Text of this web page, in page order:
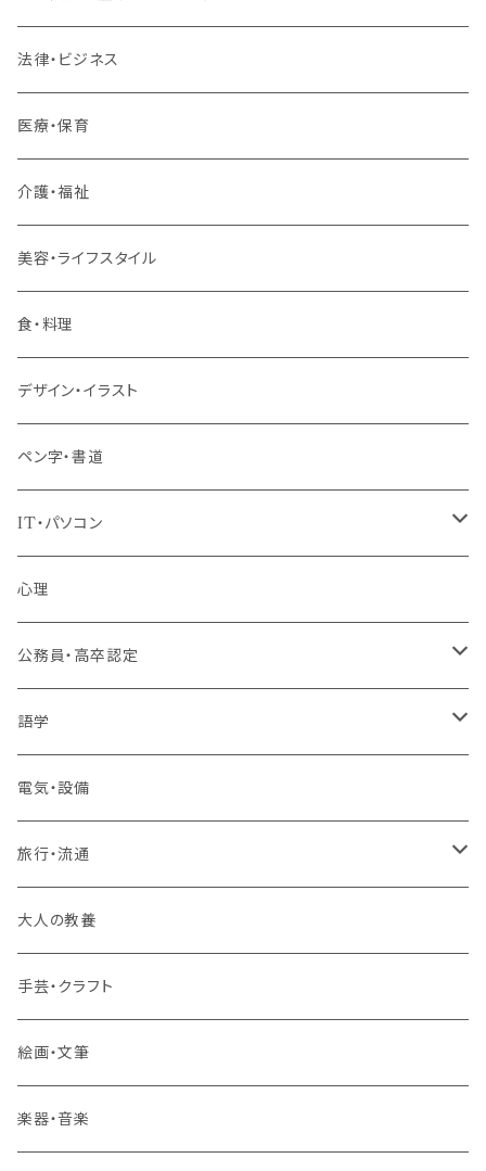
内定者・新入社員
若手社員・中堅社員
リーダー（主任・係長）
管理職
階層共通
パッケージプラン
法律・ビジネス
医療・保育
介護・福祉
美容・ライフスタイル
食・料理
デザイン・イラスト
ペン字・書道
IT・パソコン
MOS（ﾏｲｸﾛｿﾌﾄｵﾌｨｽｽﾍﾟｼｬﾘｽﾄ）講座
プログラミング・Web制作入門講座
1コース受講
2コースまとめて受講
その他 IT・パソコン
心理
公務員・高卒認定
高卒認定講座
大卒公務員受験対策講座
語学
TOEIC®L&Rテスト対策講座
その他 語学
電気・設備
旅行・流通
旅行業務取扱管理者講座
その他 旅行・流通
大人の教養
手芸・クラフト
絵画・文筆
楽器・音楽